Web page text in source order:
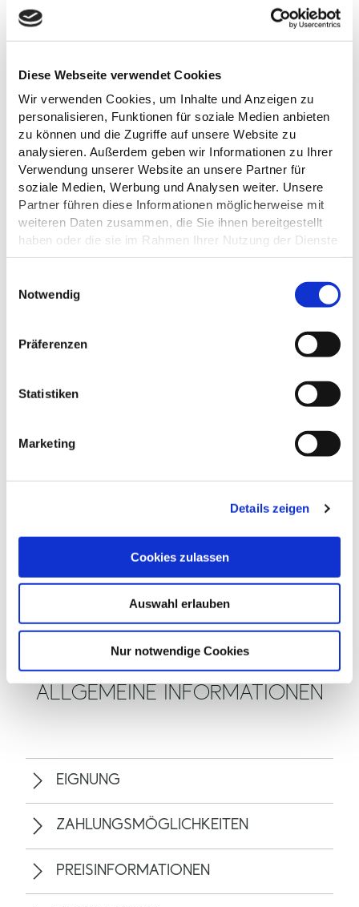
Diese Webseite verwendet Cookies
Wir verwenden Cookies, um Inhalte und Anzeigen zu
personalisieren, Funktionen für soziale Medien anbieten
zu können und die Zugriffe auf unsere Website zu
analysieren. Außerdem geben wir Informationen zu Ihrer
Verwendung unserer Website an unsere Partner für
soziale Medien, Werbung und Analysen weiter. Unsere
Partner führen diese Informationen möglicherweise mit
weiteren Daten zusammen, die Sie ihnen bereitgestellt
haben oder die sie im Rahmen Ihrer Nutzung der Dienste
gesammelt haben.
Datenschutz
Notwendig
Präferenzen
Statistiken
Marketing
Details zeigen
Cookies zulassen
Auswahl erlauben
Nur notwendige Cookies
VERANSTALTER
Eutiner Landesbibliothek
Schlossplatz 4
23701 Eutin
Tel.:+49 4521 / 788770
E-Mail: info@lb-eutin.de
Webseite:lb-eutin.kreis-oh.de
ALLGEMEINE INFORMATIONEN
EIGNUNG
ZAHLUNGSMÖGLICHKEITEN
PREISINFORMATIONEN